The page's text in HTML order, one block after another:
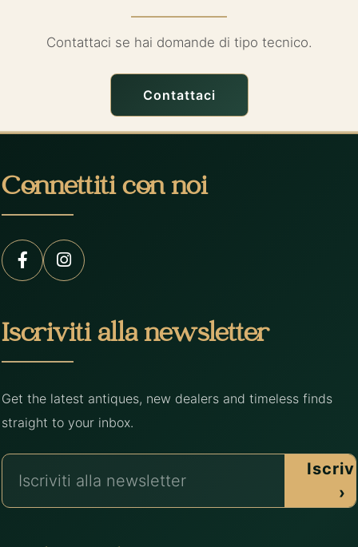
Contattaci se hai domande di tipo tecnico.
Contattaci
Connettiti con noi
Iscriviti alla newsletter
Get the latest antiques, new dealers and timeless finds
straight to your inbox.
›